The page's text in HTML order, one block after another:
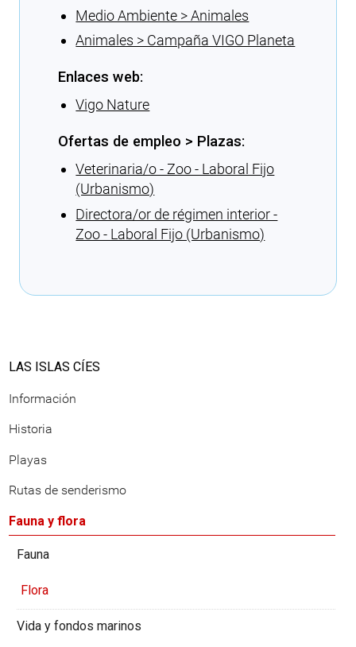
Medio Ambiente > Animales
Animales > Campaña VIGO Planeta
Enlaces web:
Vigo Nature
Ofertas de empleo > Plazas:
Veterinaria/o - Zoo - Laboral Fijo
(Urbanismo)
Directora/or de régimen interior -
Zoo - Laboral Fijo (Urbanismo)
LAS ISLAS CÍES
Información
Historia
Playas
Rutas de senderismo
Fauna y flora
Fauna
Flora
Vida y fondos marinos